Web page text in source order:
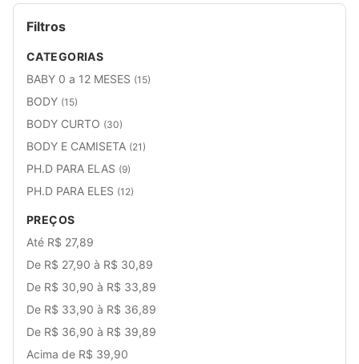
Filtros
CATEGORIAS
BABY 0 a 12 MESES (15)
BODY (15)
BODY CURTO (30)
BODY E CAMISETA (21)
PH.D PARA ELAS (9)
PH.D PARA ELES (12)
PREÇOS
Até R$ 27,89
De R$ 27,90 à R$ 30,89
De R$ 30,90 à R$ 33,89
De R$ 33,90 à R$ 36,89
De R$ 36,90 à R$ 39,89
Acima de R$ 39,90